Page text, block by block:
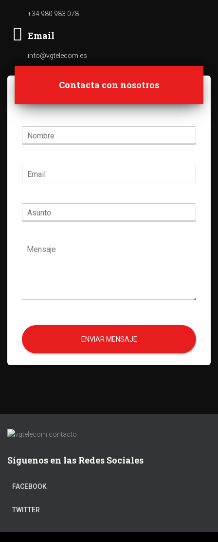
+34 980 983 078
Email
info@vgtelecom.es
Contacta con nosotros
ENVIAR MENSAJE
Síguenos en las Redes Sociales
FACEBOOK
TWITTER